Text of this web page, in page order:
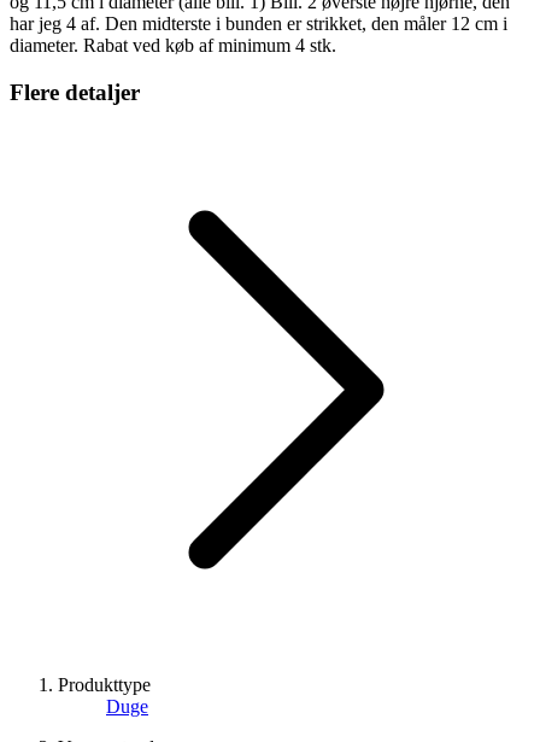
har jeg 4 af. Den midterste i bunden er strikket, den måler 12 cm i
diameter. Rabat ved køb af minimum 4 stk.
Flere detaljer
Produkttype
Duge